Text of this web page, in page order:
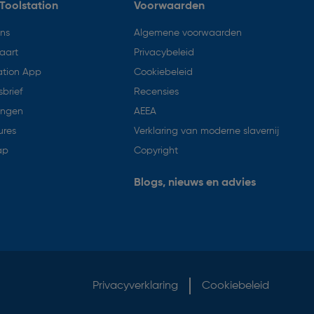
App
Voorwaarden
Algemene voorwaarden
Privacybeleid
Cookiebeleid
Recensies
AEEA
Verklaring van moderne slavernij
Copyright
Blogs, nieuws en advies
Privacyverklaring Cookiebeleid